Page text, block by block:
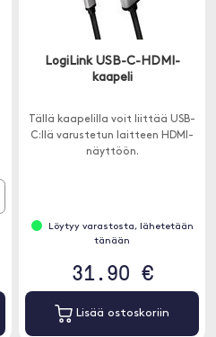
LogiLink USB-C-HDMI-
kaapeli
Tällä kaapelilla voit liittää USB-
C:llä varustetun laitteen HDMI-
näyttöön.
Löytyy varastosta, lähetetään
tänään
31.90 €
Lisää ostoskoriin